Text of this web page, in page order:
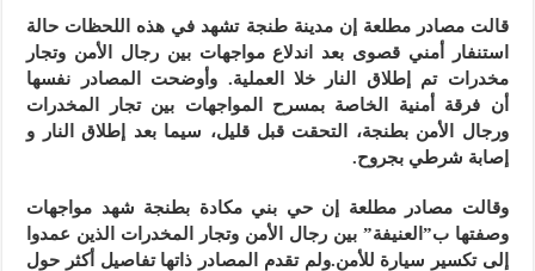
قالت مصادر مطلعة إن مدينة طنجة تشهد في هذه اللحظات حالة
استنفار أمني قصوى بعد اندلاع مواجهات بين رجال الأمن وتجار
مخدرات تم إطلاق النار خلا العملية. وأوضحت المصادر نفسها
أن فرقة أمنية الخاصة بمسرح المواجهات بين تجار المخدرات
ورجال الأمن بطنجة، التحقت قبل قليل، سيما بعد إطلاق النار و
إصابة شرطي بجروح.
وقالت مصادر مطلعة إن حي بني مكادة بطنجة شهد مواجهات
وصفتها ب”العنيفة” بين رجال الأمن وتجار المخدرات الذين عمدوا
إلى تكسير سيارة للأمن.ولم تقدم المصادر ذاتها تفاصيل أكثر حول